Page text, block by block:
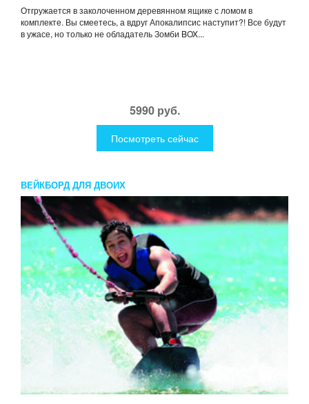
Отгружается в заколоченном деревянном ящике с ломом в
комплекте. Вы смеетесь, а вдруг Апокалипсис наступит?! Все будут
в ужасе, но только не обладатель Зомби BOX...
5990 руб.
Посмотреть сейчас
ВЕЙКБОРД ДЛЯ ДВОИХ